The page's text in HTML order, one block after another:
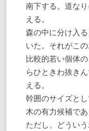
南下する。道な
える。
森の中に分け入
いた。それがこの
比較的若い個体
らひときわ抜き
える。
幹囲のサイズと
木の有力候補で
ただし、どうい